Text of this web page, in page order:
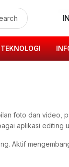
TEKNOLOGI
foto dan video,
aplikasi editing
Aktif